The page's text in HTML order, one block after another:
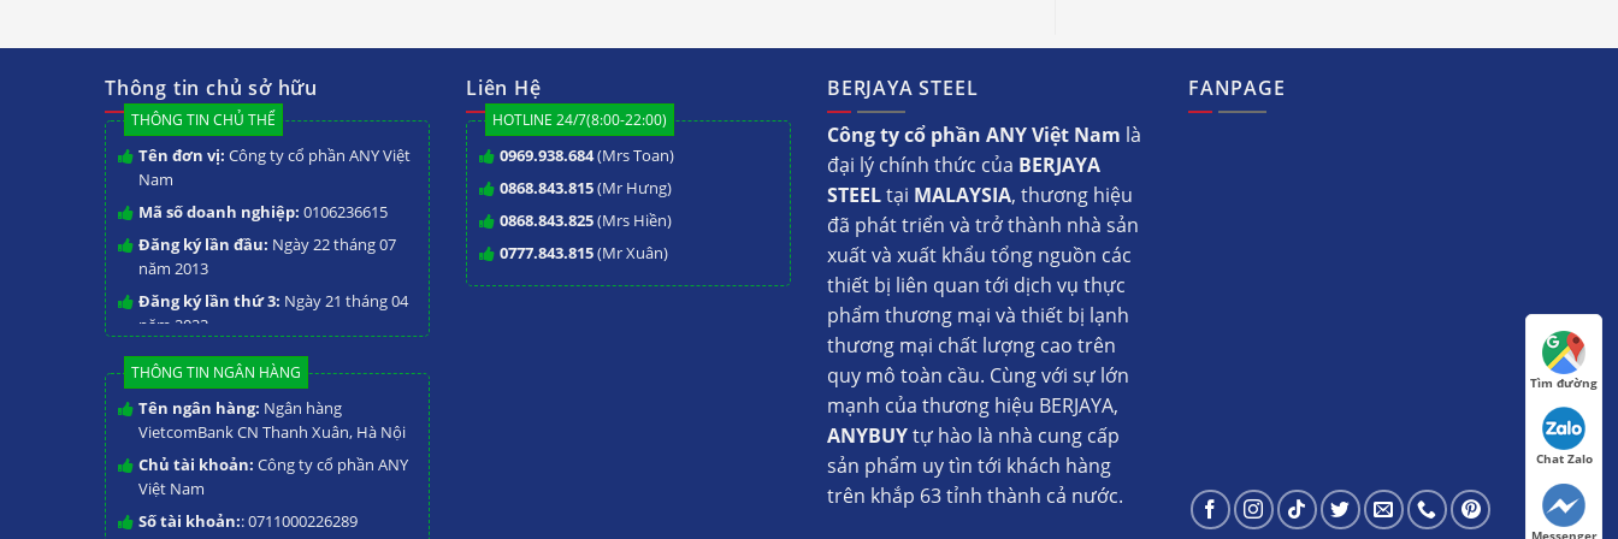
Mô tả đặc điểm máy xay thịt BJY-MM75FS
Thiết kế chân đứng rất tiện dụng cho việc lắp đặt cũng như vận hành máy. Bên cạnh đó, kích
thước thiết bị rất nhỏ gọn, giúp tiết kiệm không gian. Người sử dụng có thể tận dụng bất kỳ
ví trí phù hợp trong nhà bếp để lắp đặt thiết bị.
Chiều cao thiết bị là 595 mm rất phù hợp và thuận tiện cho người vận hành.
Thân máy được làm từ thép không gỉ chống oxi hóa hiệu quả giúp thiết bị có độ bền cao.
Tính năng nổi bật của máy xay BJY-MM75FS
Máy xay thịt BJY-MM75FS sử dụng động cơ được sản xuất theo tiêu chuẩn chất lượng châu
Âu. Do đó, cơ chế hoạt động của thiết bị vô cùng hiệu quả với công suất 220 Kg mỗi giờ.
Với khả năng xay lượng lớn thực phẩm trong thời gian ngắn, máy xay cũng giúp người sử
dụng tiết kiệm thời gian tối ưu và giải phóng sức lao động.
Thông tin chủ sở hữu
THÔNG TIN CHỦ THỂ
Tên đơn vị: Công ty cổ phần ANY Việt
Nam
Mã số doanh nghiệp: 0106236615
Đăng ký lần đầu: Ngày 22 tháng 07
năm 2013
Đăng ký lần thứ 3: Ngày 21 tháng 04
năm 2023
THÔNG TIN NGÂN HÀNG
Tên ngân hàng: Ngân hàng
VietcomBank CN Thanh Xuân, Hà Nội
Chủ tài khoản: Công ty cổ phần ANY
Việt Nam
Số tài khoản:: 0711000226289
Liên Hệ
HOTLINE 24/7(8:00-22:00)
0969.938.684(Mrs Toan)
0868.843.815(Mr Hưng)
0868.843.825(Mrs Hiền)
0777.843.815(Mr Xuân)
BERJAYA STEEL
Công ty cổ phần ANY Việt Nam là
đại lý chính thức của BERJAYA
STEELtại MALAYSIA, thương hiệu
đã phát triển và trở thành nhà sản
xuất và xuất khẩu tổng nguồn các
thiết bị liên quan tới dịch vụ thực
phẩm thương mại và thiết bị lạnh
thương mại chất lượng cao trên
quy mô toàn cầu. Cùng với sự lớn
mạnh của thương hiệu BERJAYA,
ANYBUYtự hào là nhà cung cấp
sản phẩm uy tìn tới khách hàng
trên khắp 63 tỉnh thành cả nước.
FANPAGE
Tìm đường
Chat Zalo
Messenger